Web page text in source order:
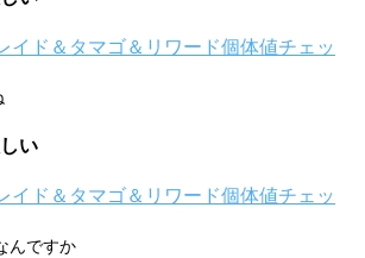
イド＆タマゴ＆リワード個体値チェッ
い
イド＆タマゴ＆リワード個体値チェッ
んですか